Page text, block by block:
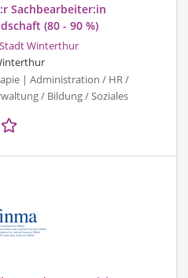
Sachbearbeiter:in
(80 - 90 %)
Stadt Winterthur
| Administration / HR /
/ Bildung / Soziales